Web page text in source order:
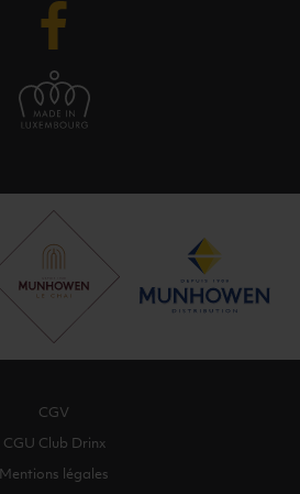
CGV
CGU Club Drinx
Mentions légales